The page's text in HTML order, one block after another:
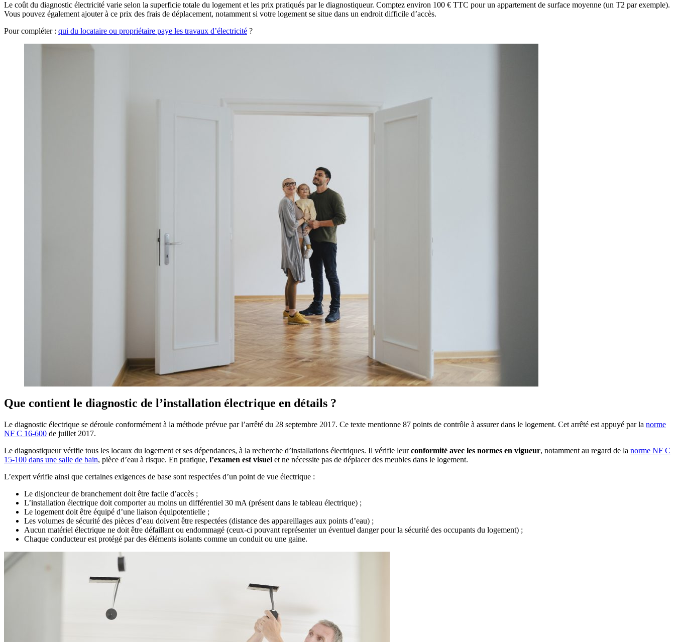
Le coût du diagnostic électricité varie selon la superficie totale du logement et les prix pratiqués par le diagnostiqueur. Comptez environ 100 € TTC pour un appartement de surface moyenne (un T2 par exemple).
Vous pouvez également ajouter à ce prix des frais de déplacement, notamment si votre logement se situe dans un endroit difficile d’accès.
Pour compléter : qui du locataire ou propriétaire paye les travaux d’électricité ?
Que contient le diagnostic de l’installation électrique en détails ?
Le diagnostic électrique se déroule conformément à la méthode prévue par l’arrêté du 28 septembre 2017. Ce texte mentionne 87 points de contrôle à assurer dans le logement. Cet arrêté est appuyé par la norme
NF C 16-600 de juillet 2017.
Le diagnostiqueur vérifie tous les locaux du logement et ses dépendances, à la recherche d’installations électriques. Il vérifie leurconformité avec les normes en vigueur, notamment au regard de la norme NF C
15-100 dans une salle de bain, pièce d’eau à risque. En pratique, l’examen est visuel et ne nécessite pas de déplacer des meubles dans le logement.
L’expert vérifie ainsi que certaines exigences de base sont respectées d’un point de vue électrique :
Le disjoncteur de branchement doit être facile d’accès ;
L’installation électrique doit comporter au moins un différentiel 30 mA (présent dans le tableau électrique) ;
Le logement doit être équipé d’une liaison équipotentielle ;
Les volumes de sécurité des pièces d’eau doivent être respectées (distance des appareillages aux points d’eau) ;
Aucun matériel électrique ne doit être défaillant ou endommagé (ceux-ci pouvant représenter un éventuel danger pour la sécurité des occupants du logement) ;
Chaque conducteur est protégé par des éléments isolants comme un conduit ou une gaine.